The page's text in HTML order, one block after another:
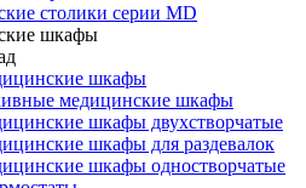
столики серии MD
шкафы
шкафы
медицинские шкафы
шкафы двухстворчатые
шкафы для раздевалок
шкафы одностворчатые